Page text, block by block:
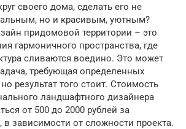
своего дома, сделать его не
но и красивым, уютным?
придомовой территории – это
гармоничного пространства, где
сливаются воедино. Это может
требующая определенных
результат того стоит. Стоимость
ландшафтного дизайнера
от 500 до 2000 рублей за
в зависимости от сложности проекта.